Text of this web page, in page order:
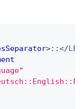
>::</
"